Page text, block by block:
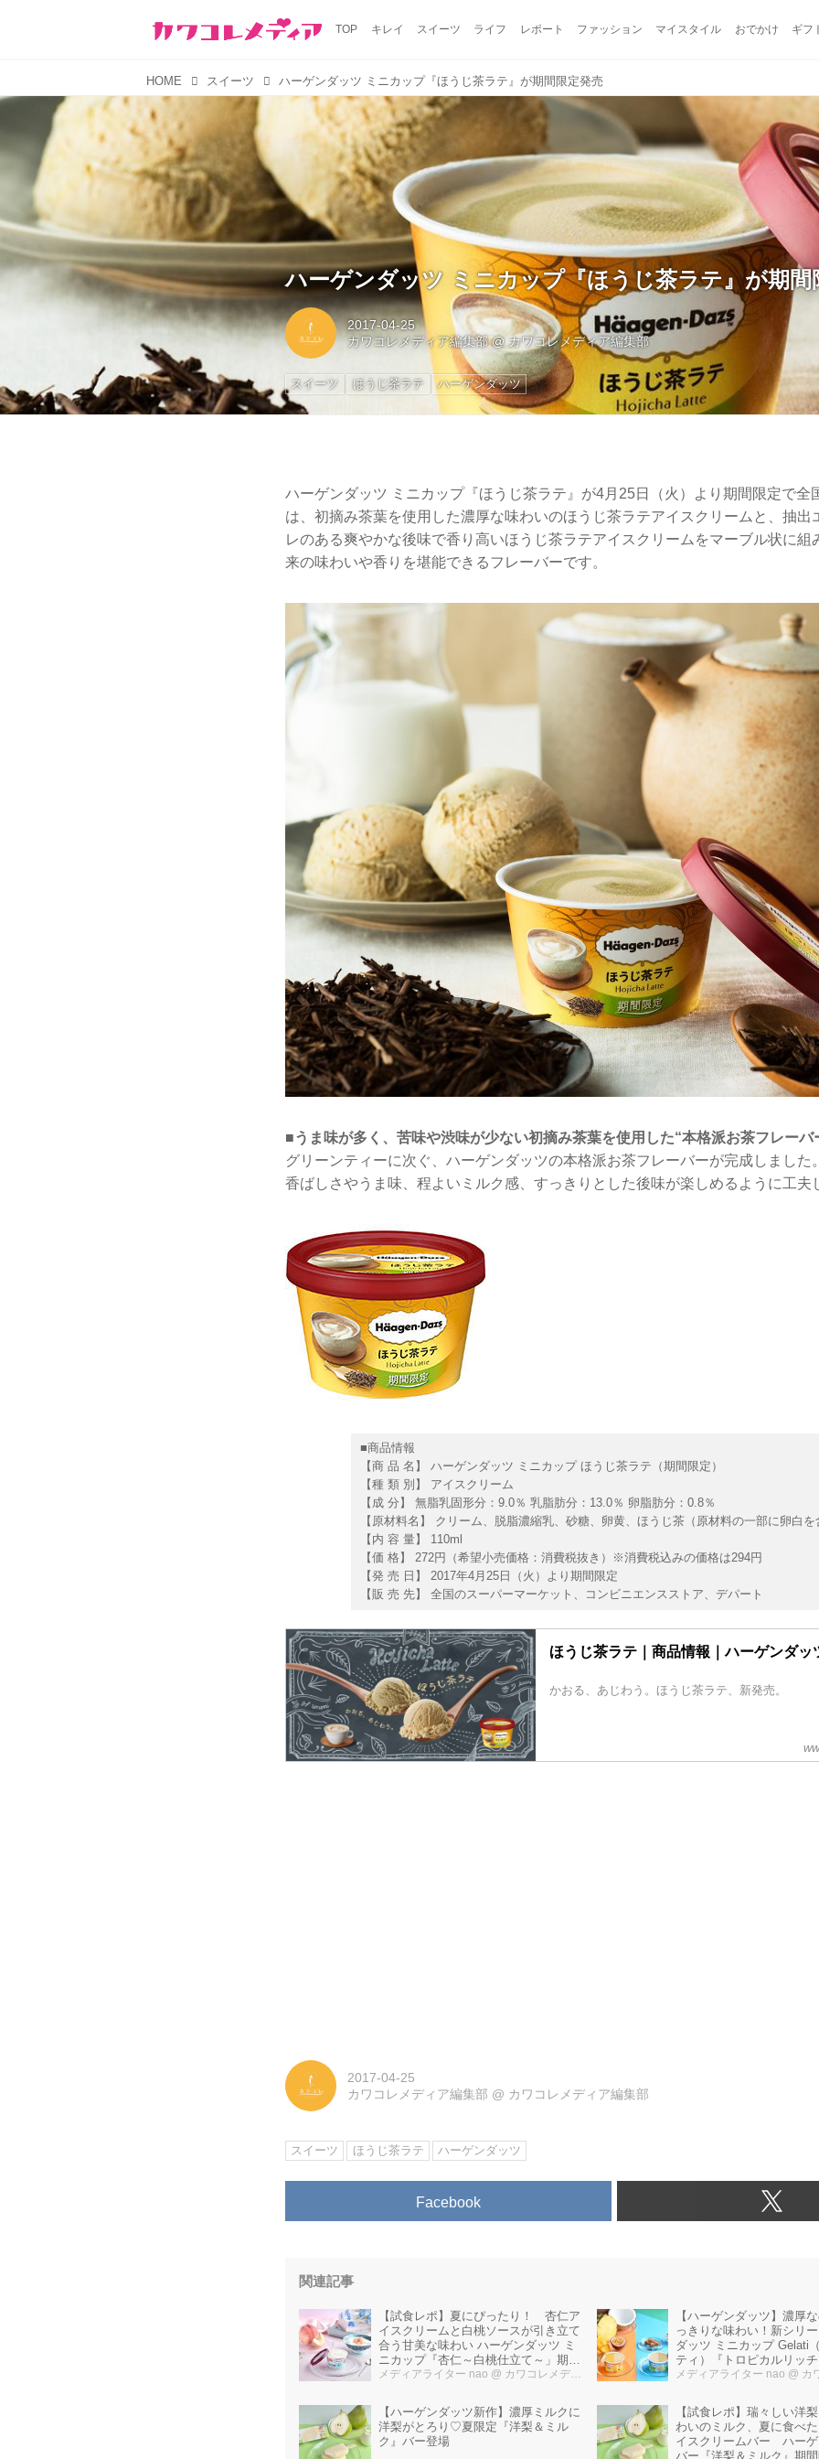
TOP キレイ スイーツ ライフ レポート ファッション マイスタイル おでかけ ギフ
HOME スイーツ ハーゲンダッツ ミニカップ『ほうじ茶ラテ』が期間限定発売
ハーゲンダッツ ミニカップ『ほうじ茶ラテ』が期間
2017-04-25
カワコレメディア編集部@カワコレメディア編集部
スイーツ ほうじ茶ラテ ハーゲンダッツ
ハーゲンダッツ ミニカップ『ほうじ茶ラテ』が4月25日（火）より期間限定で全
は、初摘み茶葉を使用した濃厚な味わいのほうじ茶ラテアイスクリームと、抽出
レのある爽やかな後味で香り高いほうじ茶ラテアイスクリームをマーブル状に組
来の味わいや香りを堪能できるフレーバーです。
■うま味が多く、苦味や渋味が少ない初摘み茶葉を使用した“本格派お茶フレーバ
グリーンティーに次ぐ、ハーゲンダッツの本格派お茶フレーバーが完成しました
香ばしさやうま味、程よいミルク感、すっきりとした後味が楽しめるように工夫
■商品情報
【商 品 名】 ハーゲンダッツ ミニカップ ほうじ茶ラテ（期間限定）
【種 類 別】 アイスクリーム
【成 分】 無脂乳固形分：9.0％ 乳脂肪分：13.0％ 卵脂肪分：0.8％
【原材料名】 クリーム、脱脂濃縮乳、砂糖、卵黄、ほうじ茶（原材料の一部に卵白を
【内 容 量】 110ml
【価 格】 272円（希望小売価格：消費税抜き）※消費税込みの価格は294円
【発 売 日】 2017年4月25日（火）より期間限定
【販 売 先】 全国のスーパーマーケット、コンビニエンスストア、デパート
ほうじ茶ラテ｜商品情報｜ハーゲンダッ
かおる、あじわう。ほうじ茶ラテ、新発売。
2017-04-25
カワコレメディア編集部 @ カワコレメディア編集部
スイーツ ほうじ茶ラテ ハーゲンダッツ
Facebook
関連記事
【試食レポ】夏にぴったり！ 杏仁ア
イスクリームと白桃ソースが引き立て
合う甘美な味わい ハーゲンダッツ ミ
ニカップ『杏仁～白桃仕立て～」期間
限定新発売！
メディアライター nao @ カワコレメディア編集部
【ハーゲンダッツ】濃厚
っきりな味わい！新シリ
ダッツ ミニカップ Gelati
ティ）『トロピカルリッ
ツ』『ソルティキャラメ
メディアライター nao @ カワコ
【ハーゲンダッツ新作】濃厚ミルクに
洋梨がとろり♡夏限定『洋梨＆ミル
ク』バー登場
【試食レポ】瑞々しい洋
わいのミルク、夏に食べ
イスクリームバー ハー
バー『洋梨＆ミルク』期